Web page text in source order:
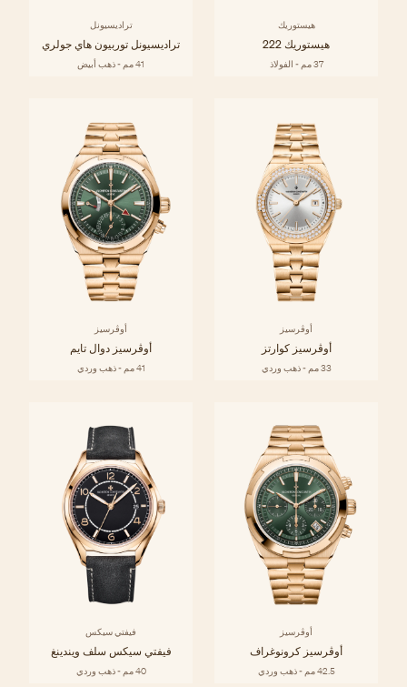
هيستوريك
هيستوريك 222
37 مم - الفولاذ
تراديسيونل
تراديسيونل توربيون هاي جولري
41 مم - ذهب أبيض
أوڤرسيز
أوڤرسيز كوارتز
33 مم - ذهب وردي
أوڤرسيز
أوڤرسيز دوال تايم
41 مم - ذهب وردي
أوڤرسيز
أوڤرسيز كرونوغراف
42.5 مم - ذهب وردي
فيفتي سيكس
فيفتي سيكس سلف ويندينغ
40 مم - ذهب وردي